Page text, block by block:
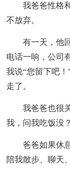
我爸爸性格和
不放弃。
有一天，他回
电话一响，公司
我说“您留下吧
走了。
我爸爸也很关
我，问我吃饭没
爸爸如果休息
陪我散步、聊天